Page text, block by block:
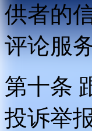
供者的
评论服
第十条
投诉举